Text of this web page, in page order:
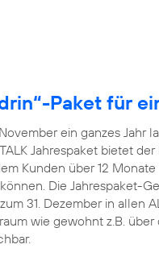
Paket für
ein ganzes Jahr
Jahrespaket bietet
Kunden über 12
Die Jahrespaket-
31. Dezember in allen
wie gewohnt z.B. über